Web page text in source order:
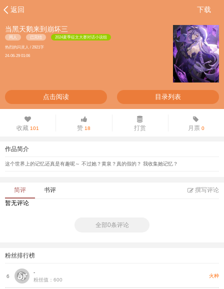
返回 下载
当黑天鹅来到崩坏三
同人 已完结 2024夏季征文大赛对话小说组
热烈的闪灵人 / 2921字
24-06-29 01:06
点击阅读 目录列表
收藏 101 赞 18 打赏 月票0
作品简介
这个世界上的记忆还真是有趣呢～ 不过她？黄泉？真的假的？ 我收集她记忆？
简评 书评
撰写评论
暂无评论
全部0条评论
粉丝排行榜
6
-
粉丝值：600
火种